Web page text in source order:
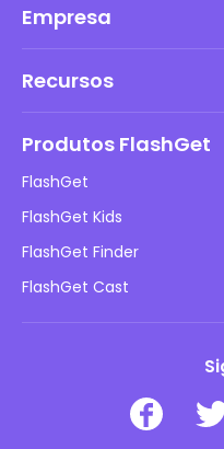
Empresa
Política de DMCA
Política de privacidade
Políticas de Publicidade
Não Venda Minhas
Recursos
Blog
Segurança Online Infantil
Baixar
Produtos FlashGet
FlashGet
FlashGet Kids
FlashGet Finder
FlashGet Cast